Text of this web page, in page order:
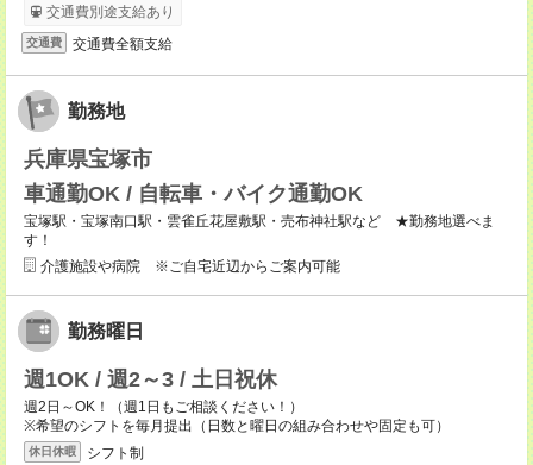
交通費別途支給あり
交通費 交通費全額支給
勤務地
兵庫県宝塚市
車通勤OK / 自転車・バイク通勤OK
宝塚駅・宝塚南口駅・雲雀丘花屋敷駅・売布神社駅など ★勤務地選べま
す！
介護施設や病院 ※ご自宅近辺からご案内可能
勤務曜日
週1OK / 週2～3 / 土日祝休
週2日～OK！（週1日もご相談ください！）
※希望のシフトを毎月提出（日数と曜日の組み合わせや固定も可）
休日休暇
シフト制